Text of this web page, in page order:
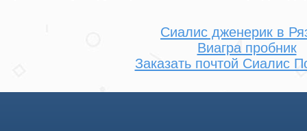
Сиалис дженерик в
Виагра пробник
Заказать почтой Сиалис